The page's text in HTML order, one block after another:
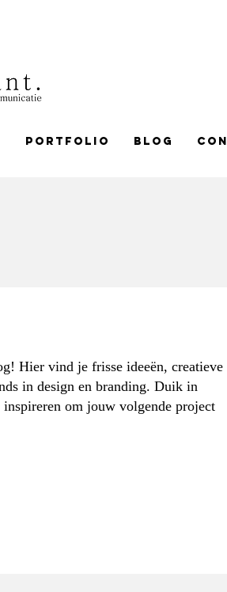
portfolio Blog
Hier vind je frisse ideeën, creatieve
in design en branding. Duik in
inspireren om jouw volgende project